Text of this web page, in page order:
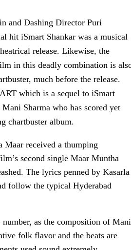
and Dashing Director Puri
hit iSmart Shankar was a musical
release. Likewise, the
in this deadly combination is
much before the release.
which is a sequel to iSmart
Sharma who has scored yet
chartbuster album.
Maar received a thumping
second single Maar Muntha
The lyrics penned by Kasarla
follow the typical Hyderabad
as the composition of Mani
folk flavor and the beats are